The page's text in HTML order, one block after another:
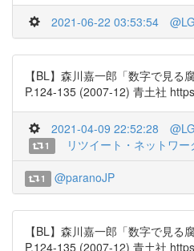
2021-06-22 03:53:54
【BL】森川嘉一郎「数字で見る
P.124-135 (2007-12) 青土社
2021-04-09 22:52:28
1 リツイート・ネットワー
1 @paranoJP
【BL】森川嘉一郎「数字で見る
P.124-135 (2007-12) 青土社